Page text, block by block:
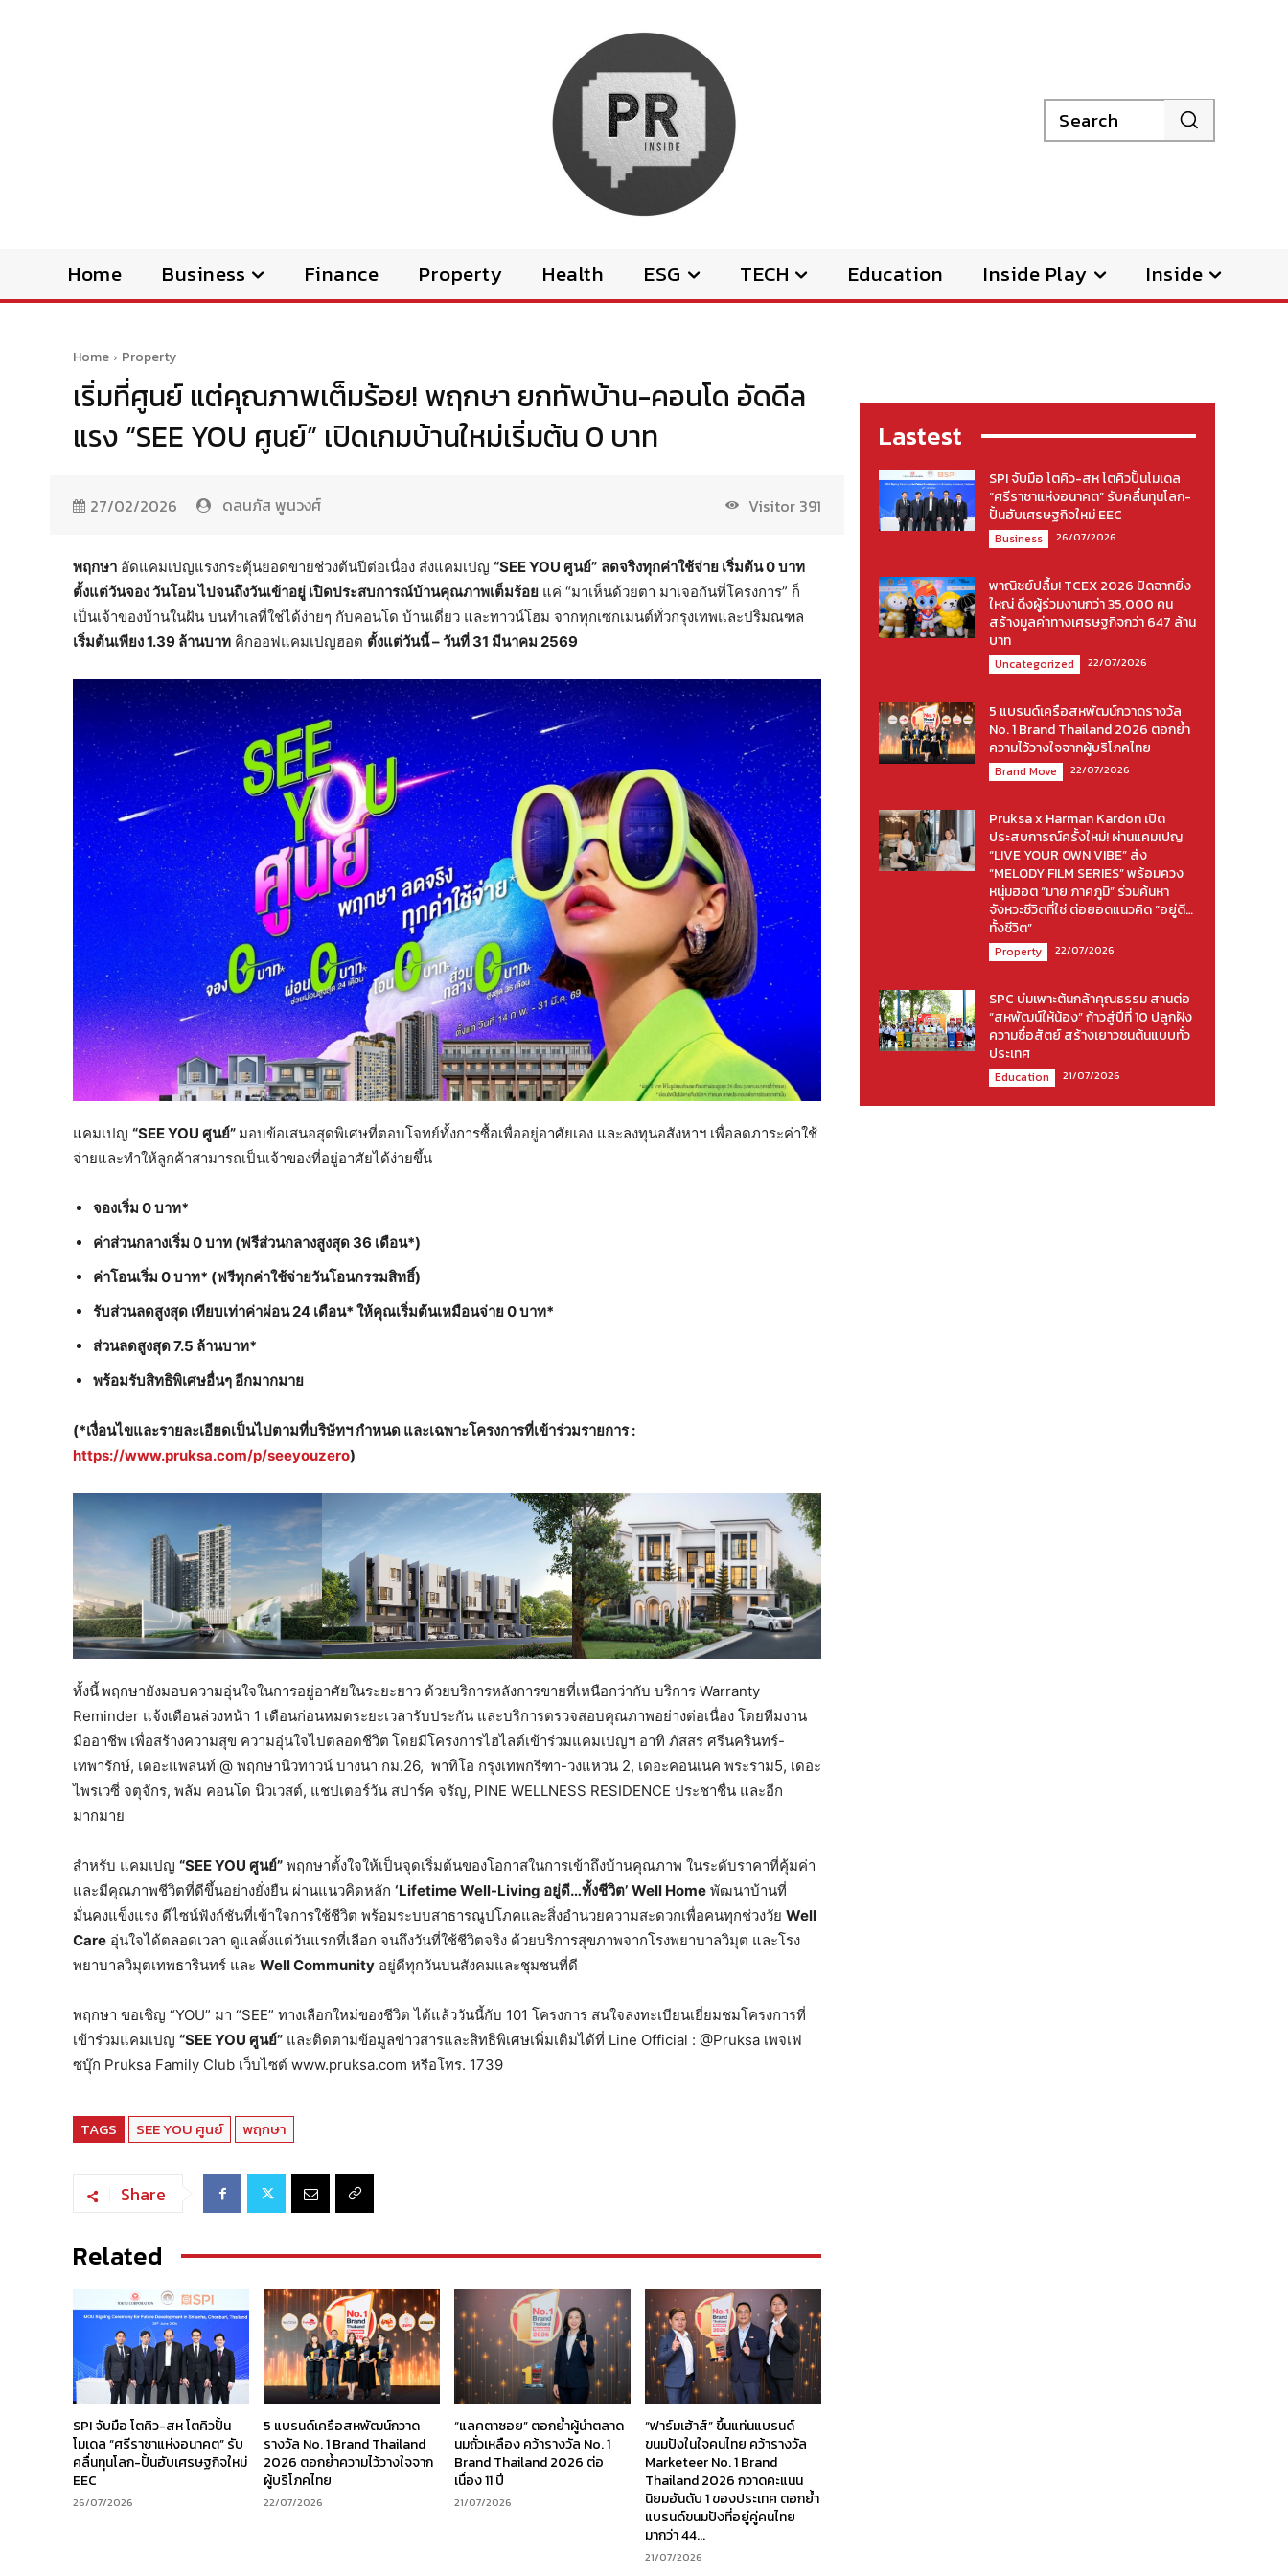
Search
Home Business Finance Property Health ESG TECH Education Inside Play Inside
Home Property
เริ่มที่ศูนย์ แต่คุณภาพเต็มร้อย! พฤกษา ยกทัพบ้าน-คอนโด อัดดีล
แรง “SEE YOU ศูนย์” เปิดเกมบ้านใหม่เริ่มต้น 0 บาท
27/02/2026 ดลนภัส พูนวงศ์ Visitor 391
พฤกษา อัดแคมเปญแรงกระตุ้นยอดขายช่วงต้นปีต่อเนื่อง ส่งแคมเปญ “SEE YOU ศูนย์” ลดจริงทุกค่าใช้จ่าย เริ่มต้น0บาท
ตั้งแต่วันจอง วันโอน ไปจนถึงวันเข้าอยู่ เปิดประสบการณ์บ้านคุณภาพเต็มร้อย แค่ “มาเห็นด้วยตา มาเจอกันที่โครงการ” ก็
เป็นเจ้าของบ้านในฝัน บนทำเลที่ใช่ได้ง่ายๆ กับคอนโด บ้านเดี่ยว และทาวน์โฮม จากทุกเซกเมนต์ทั่วกรุงเทพและปริมณฑล
เริ่มต้นเพียง1.39 ล้านบาท คิกออฟแคมเปญฮอต ตั้งแต่วันนี้ – วันที่ 31 มีนาคม 2569
แคมเปญ “SEE YOU ศูนย์” มอบข้อเสนอสุดพิเศษที่ตอบโจทย์ทั้งการซื้อเพื่ออยู่อาศัยเอง และลงทุนอสังหาฯ เพื่อลดภาระค่าใช้
จ่ายและทำให้ลูกค้าสามารถเป็นเจ้าของที่อยู่อาศัยได้ง่ายขึ้น
จองเริ่ม 0 บาท*
ค่าส่วนกลางเริ่ม 0 บาท (ฟรีส่วนกลางสูงสุด 36 เดือน*)
ค่าโอนเริ่ม 0 บาท* (ฟรีทุกค่าใช้จ่ายวันโอนกรรมสิทธิ์)
รับส่วนลดสูงสุด เทียบเท่าค่าผ่อน24 เดือน* ให้คุณเริ่มต้นเหมือนจ่าย 0 บาท*
ส่วนลดสูงสุด7.5 ล้านบาท*
พร้อมรับสิทธิพิเศษอื่นๆ อีกมากมาย
(*เงื่อนไขและรายละเอียดเป็นไปตามที่บริษัทฯ กำหนด และเฉพาะโครงการที่เข้าร่วมรายการ:
https://www.pruksa.com/p/seeyouzero)
ทั้งนี้พฤกษายังมอบความอุ่นใจในการอยู่อาศัยในระยะยาว ด้วยบริการหลังการขายที่เหนือกว่ากับ บริการ Warranty
Reminder แจ้งเตือนล่วงหน้า 1 เดือนก่อนหมดระยะเวลารับประกัน และบริการตรวจสอบคุณภาพอย่างต่อเนื่อง โดยทีมงาน
มืออาชีพ เพื่อสร้างความสุข ความอุ่นใจไปตลอดชีวิต โดยมีโครงการไฮไลต์เข้าร่วมแคมเปญฯ อาทิ ภัสสร ศรีนครินทร์-
เทพารักษ์, เดอะแพลนท์ @ พฤกษานิวทาวน์ บางนา กม.26, พาทิโอ กรุงเทพกรีฑา-วงแหวน 2, เดอะคอนเนค พระราม5, เดอะ
ไพรเวซี่ จตุจักร, พลัม คอนโด นิวเวสต์, แชปเตอร์วัน สปาร์ค จรัญ, PINE WELLNESS RESIDENCE ประชาชื่น และอีก
มากมาย
สำหรับ แคมเปญ “SEE YOU ศูนย์” พฤกษาตั้งใจให้เป็นจุดเริ่มต้นของโอกาสในการเข้าถึงบ้านคุณภาพ ในระดับราคาที่คุ้มค่า
และมีคุณภาพชีวิตที่ดีขึ้นอย่างยั่งยืน ผ่านแนวคิดหลัก ‘Lifetime Well-Living อยู่ดี…ทั้งชีวิต’ Well Home พัฒนาบ้านที่
มั่นคงแข็งแรง ดีไซน์ฟังก์ชันที่เข้าใจการใช้ชีวิต พร้อมระบบสาธารณูปโภคและสิ่งอำนวยความสะดวกเพื่อคนทุกช่วงวัย Well
Care อุ่นใจได้ตลอดเวลา ดูแลตั้งแต่วันแรกที่เลือก จนถึงวันที่ใช้ชีวิตจริง ด้วยบริการสุขภาพจากโรงพยาบาลวิมุต และโรง
พยาบาลวิมุตเทพธารินทร์ และ Well Community อยู่ดีทุกวันบนสังคมและชุมชนที่ดี
พฤกษา ขอเชิญ “YOU” มา “SEE” ทางเลือกใหม่ของชีวิต ได้แล้ววันนี้กับ 101 โครงการ สนใจลงทะเบียนเยี่ยมชมโครงการที่
เข้าร่วมแคมเปญ “SEE YOU ศูนย์” และติดตามข้อมูลข่าวสารและสิทธิพิเศษเพิ่มเติมได้ที่ Line Official : @Pruksa เพจเฟ
ซบุ๊ก Pruksa Family Club เว็บไซต์ www.pruksa.com หรือโทร. 1739
TAGS SEE YOU ศูนย์ พฤกษา
Share
Related
SPI จับมือ โตคิว-สห โตคิวปั้น
โมเดล “ศรีราชาแห่งอนาคต” รับ
คลื่นทุนโลก-ปั้นฮับเศรษฐกิจใหม่
EEC
26/07/2026
5 แบรนด์เครือสหพัฒน์กวาด
รางวัล No. 1 Brand Thailand
2026 ตอกย้ำความไว้วางใจจาก
ผู้บริโภคไทย
22/07/2026
“แลคตาซอย” ตอกย้ำผู้นำตลาด
นมถั่วเหลือง คว้ารางวัล No. 1
Brand Thailand 2026 ต่อ
เนื่อง 11 ปี
21/07/2026
“ฟาร์มเฮ้าส์” ขึ้นแท่นแบรนด์
ขนมปังในใจคนไทย คว้ารางวัล
Marketeer No. 1 Brand
Thailand 2026 กวาดคะแนน
นิยมอันดับ 1 ของประเทศ ตอกย้ำ
แบรนด์ขนมปังที่อยู่คู่คนไทย
มากว่า 44...
21/07/2026
Lastest
SPI จับมือ โตคิว-สห โตคิวปั้นโมเดล
“ศรีราชาแห่งอนาคต” รับคลื่นทุนโลก-
ปั้นฮับเศรษฐกิจใหม่ EEC
Business 26/07/2026
พาณิชย์ปลื้ม! TCEX 2026 ปิดฉากยิ่ง
ใหญ่ ดึงผู้ร่วมงานกว่า 35,000 คน
สร้างมูลค่าทางเศรษฐกิจกว่า 647 ล้าน
บาท
Uncategorized 22/07/2026
5 แบรนด์เครือสหพัฒน์กวาดรางวัล
No. 1 Brand Thailand 2026 ตอกย้ำ
ความไว้วางใจจากผู้บริโภคไทย
Brand Move 22/07/2026
Pruksa x Harman Kardon เปิด
ประสบการณ์ครั้งใหม่! ผ่านแคมเปญ
“LIVE YOUR OWN VIBE” ส่ง
“MELODY FILM SERIES” พร้อมควง
หนุ่มฮอต “มาย ภาคภูมิ” ร่วมค้นหา
จังหวะชีวิตที่ใช่ ต่อยอดแนวคิด “อยู่ดี…
ทั้งชีวิต”
Property 22/07/2026
SPC บ่มเพาะต้นกล้าคุณธรรม สานต่อ
“สหพัฒน์ให้น้อง” ก้าวสู่ปีที่ 10 ปลูกฝัง
ความซื่อสัตย์ สร้างเยาวชนต้นแบบทั่ว
ประเทศ
Education 21/07/2026